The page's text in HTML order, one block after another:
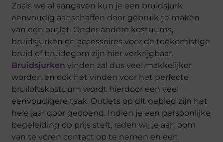
Zoals we al aangaven kun je een bruidsjurk
eenvoudig aanschaffen door gebruik te maken
van een outlet. Onder andere kostuums,
bruidsjurken en accessoires voor de toekomistige
bruid of bruidegom zijn hier verkrijgbaar.
Bruidsjurkenvinden zal dus veel makkelijker
worden en ook het vinden voor het perfecte
bruiloftskostuum wordt hierdoor een veel
eenvoudigere taak. Outlets op dit gebied zijn het
hele jaar door geopend. Indien je een persoonlijke
begeleiding op prijs stelt, raden wij je aan oom
van te voren contact op te nemen en een